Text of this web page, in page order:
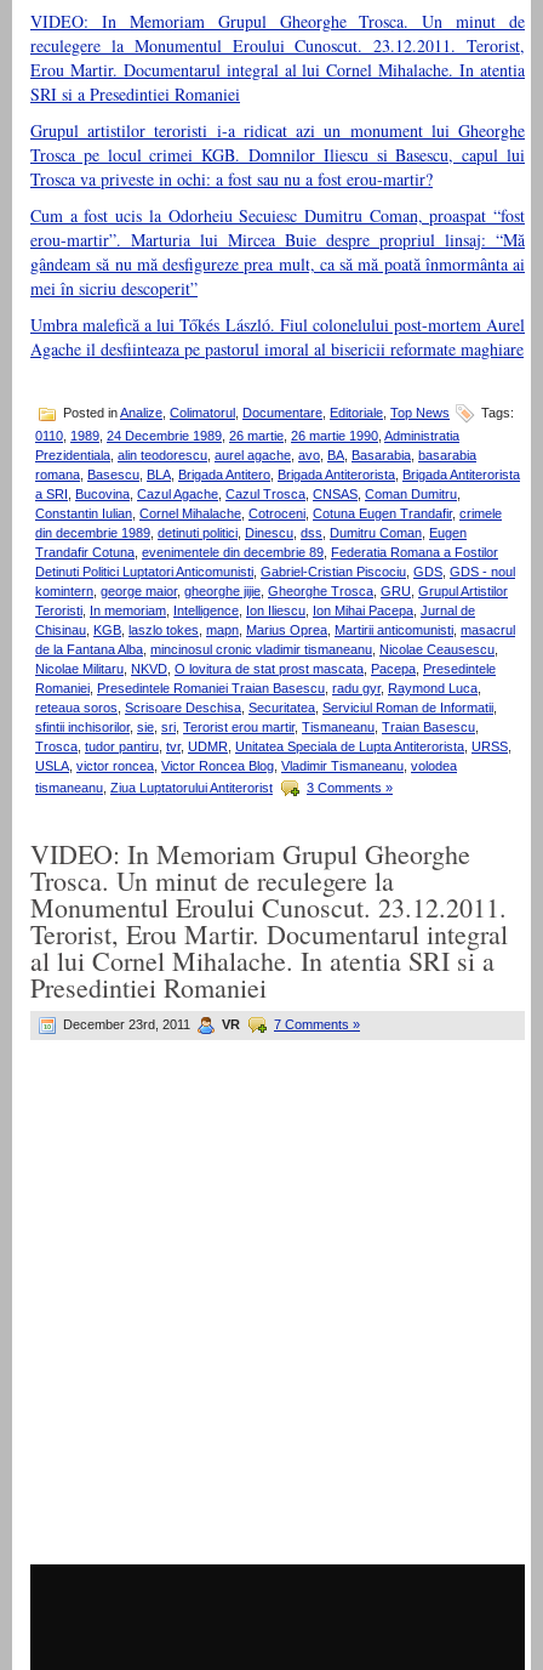
VIDEO: In Memoriam Grupul Gheorghe Trosca. Un minut de
reculegere la Monumentul Eroului Cunoscut. 23.12.2011. Terorist,
Erou Martir. Documentarul integral al lui Cornel Mihalache. In atentia
SRI si a Presedintiei Romaniei
Grupul artistilor teroristi i-a ridicat azi un monument lui Gheorghe
Trosca pe locul crimei KGB. Domnilor Iliescu si Basescu, capul lui
Trosca va priveste in ochi: a fost sau nu a fost erou-martir?
Cum a fost ucis la Odorheiu Secuiesc Dumitru Coman, proaspat “fost
erou-martir”. Marturia lui Mircea Buie despre propriul linsaj: “Mă
gândeam să nu mă desfigureze prea mult, ca să mă poată înmormânta ai
mei în sicriu descoperit”
Umbra malefică a lui Tőkés László. Fiul colonelului post-mortem Aurel
Agache il desfiinteaza pe pastorul imoral al bisericii reformate maghiare
Posted inAnalize Colimatorul Documentare Editoriale Top News
Tags:
0110, 1989, 24 Decembrie 1989, 26 martie, 26 martie 1990, Administratia
Prezidentiala, alin teodorescu, aurel agache, avo, BA, Basarabia, basarabia
romana, Basescu, BLA, Brigada Antitero, Brigada Antiterorista, Brigada Antiterorista
a SRI , Bucovina, Cazul Agache, Cazul Trosca, CNSAS, Coman Dumitru,
Constantin Iulian, Cornel Mihalache, Cotroceni, Cotuna Eugen Trandafir, crimele
din decembrie 1989, detinuti politici, Dinescu, dss, Dumitru Coman, Eugen
Trandafir Cotuna, evenimentele din decembrie 89, Federatia Romana a Fostilor
Detinuti Politici Luptatori Anticomunisti, Gabriel-Cristian Piscociu, GDS, GDS - noul
komintern, george maior, gheorghe jijie, Gheorghe Trosca, GRU, Grupul Artistilor
Teroristi, In memoriam, Intelligence, Ion Iliescu, Ion Mihai Pacepa, Jurnal de
Chisinau, KGB, laszlo tokes, mapn, Marius Oprea, Martirii anticomunisti, masacrul
de la Fantana Alba, mincinosul cronic vladimir tismaneanu, Nicolae Ceausescu,
Nicolae Militaru, NKVD, O lovitura de stat prost mascata, Pacepa, Presedintele
Romaniei, Presedintele Romaniei Traian Basescu, radu gyr, Raymond Luca,
reteaua soros, Scrisoare Deschisa, Securitatea, Serviciul Roman de Informatii,
sfintii inchisorilor, sie, sri, Terorist erou martir, Tismaneanu, Traian Basescu,
Trosca, tudor pantiru, tvr, UDMR, Unitatea Speciala de Lupta Antiterorista, URSS,
USLA, victor roncea, Victor Roncea Blog, Vladimir Tismaneanu, volodea
tismaneanu Ziua Luptatorului Antiterorist 3 Comments »
VIDEO: In Memoriam Grupul Gheorghe
Trosca. Un minut de reculegere la
Monumentul Eroului Cunoscut. 23.12.2011.
Terorist, Erou Martir. Documentarul integral
al lui Cornel Mihalache. In atentia SRI si a
Presedintiei Romaniei
December 23rd, 2011 VR 7 Comments »